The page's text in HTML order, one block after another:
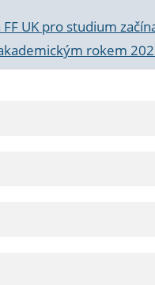
UK pro studium
rokem